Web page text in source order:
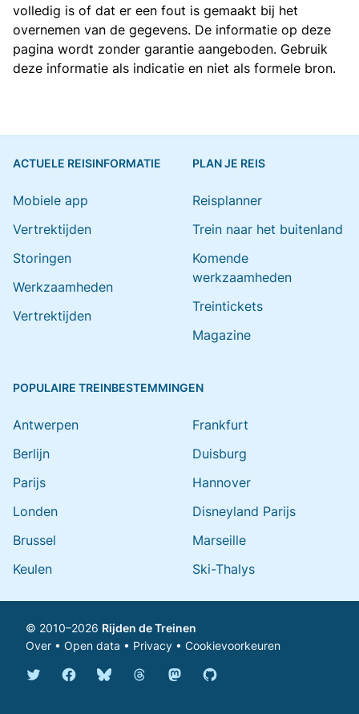
volledig is of dat er een fout is gemaakt bij het
overnemen van de gegevens. De informatie op deze
pagina wordt zonder garantie aangeboden. Gebruik
deze informatie als indicatie en niet als formele bron.
ACTUELE REISINFORMATIE
Mobiele app
Vertrektijden
Storingen
Werkzaamheden
Vertrektijden
PLAN JE REIS
Reisplanner
Trein naar het buitenland
Komende
werkzaamheden
Treintickets
Magazine
POPULAIRE TREINBESTEMMINGEN
Antwerpen
Berlijn
Parijs
Londen
Brussel
Keulen
Frankfurt
Duisburg
Hannover
Disneyland Parijs
Marseille
Ski-Thalys
© 2010–2026 Rijden de Treinen
Over • Open data • Privacy • Cookievoorkeuren